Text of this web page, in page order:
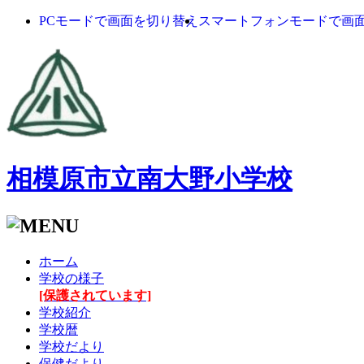
PCモードで画面を切り替え スマートフォンモードで画
相模原市立南大野小学校
ホーム
学校の様子
[保護されています]
学校紹介
学校暦
学校だより